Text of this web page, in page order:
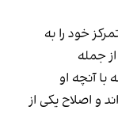
خود را به
جمله
آنچه او
و اصلاح یکی از